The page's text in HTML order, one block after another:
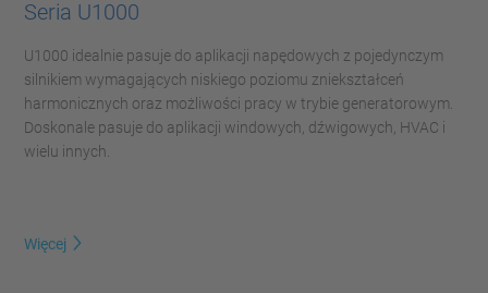
Seria U1000
U1000 idealnie pasuje do aplikacji napędowych z pojedynczym
silnikiem wymagających niskiego poziomu zniekształceń
harmonicznych oraz możliwości pracy w trybie generatorowym.
Doskonale pasuje do aplikacji windowych, dźwigowych, HVAC i
wielu innych.
Więcej